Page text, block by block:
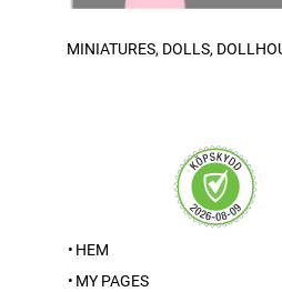
MINIATURES, DOLLS,
HEM
MY PAGES